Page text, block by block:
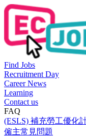
Find Jobs
Recruitment Day
Career News
Learning
Contact us
FAQ
(ESLS) 補充勞工優化
僱主常見問題